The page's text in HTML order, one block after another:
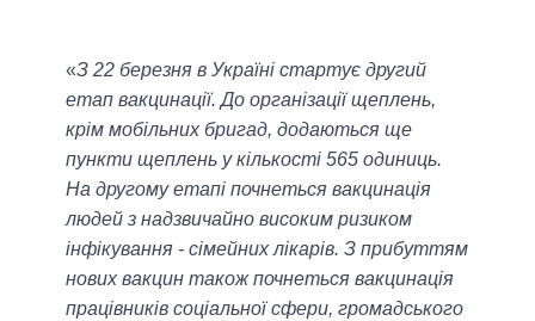
«З 22 березня в Україні стартує другий
етап вакцинації. До організації щеплень,
крім мобільних бригад, додаються ще
пункти щеплень у кількості 565 одиниць.
На другому етапі почнеться вакцинація
людей з надзвичайно високим ризиком
інфікування - сімейних лікарів. З прибуттям
нових вакцин також почнеться вакцинація
працівників соціальної сфери, громадського